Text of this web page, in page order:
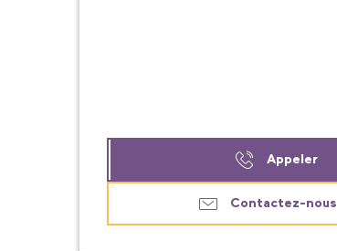
Appeler
Contactez-nous